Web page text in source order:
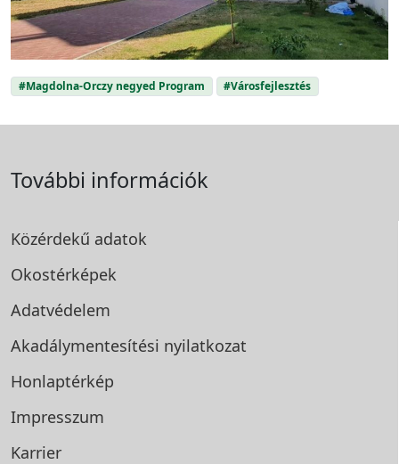
#Magdolna-Orczy negyed Program #Városfejlesztés
További információk
Közérdekű adatok
Okostérképek
Adatvédelem
Akadálymentesítési nyilatkozat
Honlaptérkép
Impresszum
Karrier